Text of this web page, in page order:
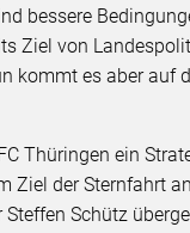
bessere
Ziel von
kommt es aber auf
Thüringen ein
Ziel der Sternfahrt
Schütz